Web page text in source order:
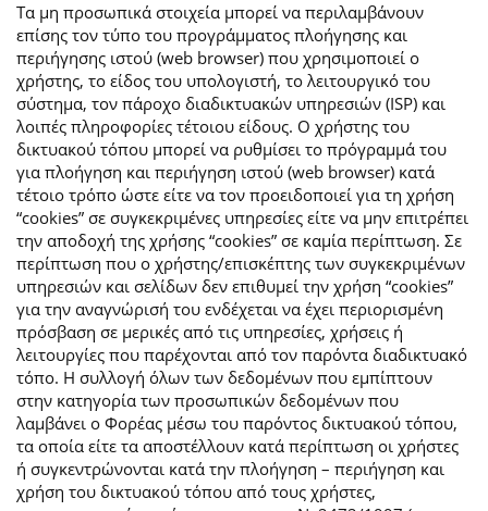
Τα μη προσωπικά στοιχεία μπορεί να περιλαμβάνουν
επίσης τον τύπο του προγράμματος πλοήγησης και
περιήγησης ιστού (web browser) που χρησιμοποιεί ο
χρήστης, το είδος του υπολογιστή, το λειτουργικό του
σύστημα, τον πάροχο διαδικτυακών υπηρεσιών (ISP) και
λοιπές πληροφορίες τέτοιου είδους. Ο χρήστης του
δικτυακού τόπου μπορεί να ρυθμίσει το πρόγραμμά του
για πλοήγηση και περιήγηση ιστού (web browser) κατά
τέτοιο τρόπο ώστε είτε να τον προειδοποιεί για τη χρήση
“cookies” σε συγκεκριμένες υπηρεσίες είτε να μην επιτρέπει
την αποδοχή της χρήσης “cookies” σε καμία περίπτωση. Σε
περίπτωση που ο χρήστης/επισκέπτης των συγκεκριμένων
υπηρεσιών και σελίδων δεν επιθυμεί την χρήση “cookies”
για την αναγνώρισή του ενδέχεται να έχει περιορισμένη
πρόσβαση σε μερικές από τις υπηρεσίες, χρήσεις ή
λειτουργίες που παρέχονται από τον παρόντα διαδικτυακό
τόπο. Η συλλογή όλων των δεδομένων που εμπίπτουν
στην κατηγορία των προσωπικών δεδομένων που
λαμβάνει ο Φορέας μέσω του παρόντος δικτυακού τόπου,
τα οποία είτε τα αποστέλλουν κατά περίπτωση οι χρήστες
ή συγκεντρώνονται κατά την πλοήγηση – περιήγηση και
χρήση του δικτυακού τόπου από τους χρήστες,